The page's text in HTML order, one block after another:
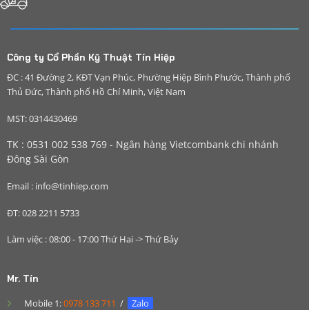
Công ty Cổ Phần Kỹ Thuật Tín Hiệp
ĐC : 41 Đường 2, KĐT Vạn Phúc, Phường Hiệp Bình Phước, Thành phố
Thủ Đức, Thành phố Hồ Chí Minh, Việt Nam
MST: 0314430469
TK : 0531 002 538 769 - Ngân hàng Vietcombank chi nhánh
Đông Sài Gòn
Email : info@tinhiep.com
ĐT: 028 2211 5733
Làm việc : 08:00 - 17:00 Thứ Hai -> Thứ Bảy
Mr. Tín
Mobile 1:0978 133 711 /
Zalo